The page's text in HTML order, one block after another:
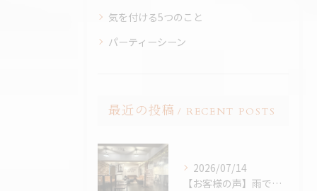
気を付ける5つのこと
パーティーシーン
最近の投稿 RECENT POSTS
2026/07/14
【お客様の声】雨でも最高のBBQに。「外より楽しかった！」と嬉しいお声をいただきました